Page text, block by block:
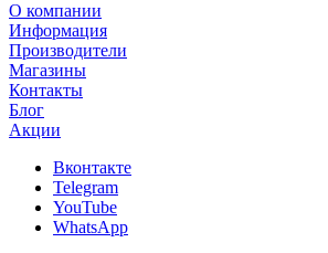
О компании
Информация
Производители
Магазины
Контакты
Блог
Акции
Вконтакте
Telegram
YouTube
WhatsApp